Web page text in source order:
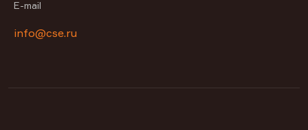
E-mail
info@cse.ru